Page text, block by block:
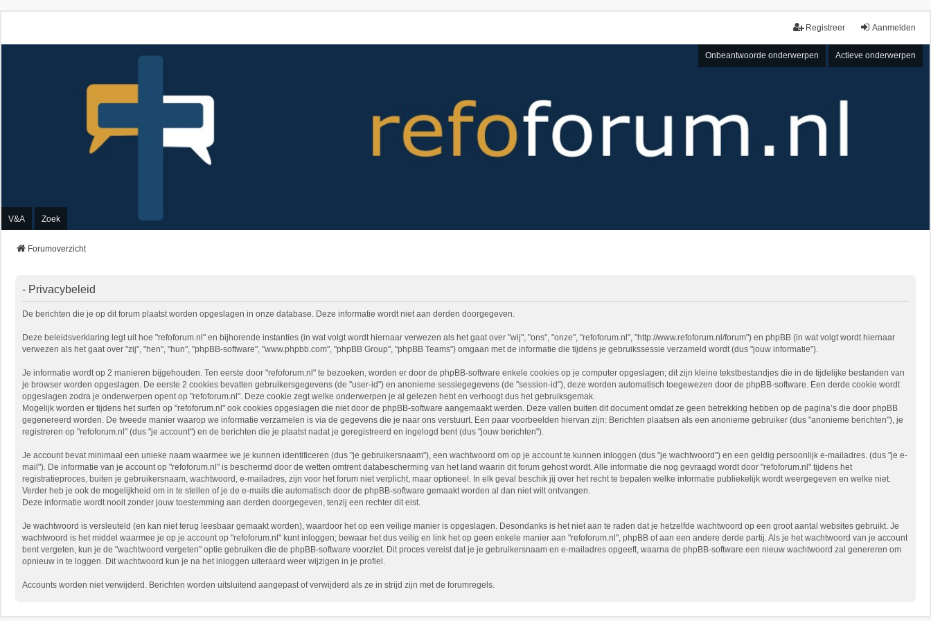
Aanmelden
Registreer
Onbeantwoorde onderwerpen Actieve onderwerpen
V&A Zoek
Forumoverzicht
- Privacybeleid
De berichten die je op dit forum plaatst worden opgeslagen in onze database. Deze informatie wordt niet aan derden doorgegeven.
Deze beleidsverklaring legt uit hoe "refoforum.nl" en bijhorende instanties (in wat volgt wordt hiernaar verwezen als het gaat over "wij", "ons", "onze", "refoforum.nl", "http://www.refoforum.nl/forum") en phpBB (in wat volgt wordt hiernaar
verwezen als het gaat over "zij", "hen", "hun", "phpBB-software", "www.phpbb.com", "phpBB Group", "phpBB Teams") omgaan met de informatie die tijdens je gebruikssessie verzameld wordt (dus "jouw informatie").
Je informatie wordt op 2 manieren bijgehouden. Ten eerste door "refoforum.nl" te bezoeken, worden er door de phpBB-software enkele cookies op je computer opgeslagen; dit zijn kleine tekstbestandjes die in de tijdelijke bestanden van
je browser worden opgeslagen. De eerste 2 cookies bevatten gebruikersgegevens (de "user-id") en anonieme sessiegegevens (de "session-id"), deze worden automatisch toegewezen door de phpBB-software. Een derde cookie wordt
opgeslagen zodra je onderwerpen opent op "refoforum.nl". Deze cookie zegt welke onderwerpen je al gelezen hebt en verhoogt dus het gebruiksgemak.
Mogelijk worden er tijdens het surfen op "refoforum.nl" ook cookies opgeslagen die niet door de phpBB-software aangemaakt werden. Deze vallen buiten dit document omdat ze geen betrekking hebben op de pagina’s die door phpBB
gegenereerd worden. De tweede manier waarop we informatie verzamelen is via de gegevens die je naar ons verstuurt. Een paar voorbeelden hiervan zijn: Berichten plaatsen als een anonieme gebruiker (dus "anonieme berichten"), je
registreren op "refoforum.nl" (dus "je account") en de berichten die je plaatst nadat je geregistreerd en ingelogd bent (dus "jouw berichten").
Je account bevat minimaal een unieke naam waarmee we je kunnen identificeren (dus "je gebruikersnaam"), een wachtwoord om op je account te kunnen inloggen (dus "je wachtwoord") en een geldig persoonlijk e-mailadres. (dus "je e-
mail"). De informatie van je account op "refoforum.nl" is beschermd door de wetten omtrent databescherming van het land waarin dit forum gehost wordt. Alle informatie die nog gevraagd wordt door "refoforum.nl" tijdens het
registratieproces, buiten je gebruikersnaam, wachtwoord, e-mailadres, zijn voor het forum niet verplicht, maar optioneel. In elk geval beschik jij over het recht te bepalen welke informatie publiekelijk wordt weergegeven en welke niet.
Verder heb je ook de mogelijkheid om in te stellen of je de e-mails die automatisch door de phpBB-software gemaakt worden al dan niet wilt ontvangen.
Deze informatie wordt nooit zonder jouw toestemming aan derden doorgegeven, tenzij een rechter dit eist.
Je wachtwoord is versleuteld (en kan niet terug leesbaar gemaakt worden), waardoor het op een veilige manier is opgeslagen. Desondanks is het niet aan te raden dat je hetzelfde wachtwoord op een groot aantal websites gebruikt. Je
wachtwoord is het middel waarmee je op je account op "refoforum.nl" kunt inloggen; bewaar het dus veilig en link het op geen enkele manier aan "refoforum.nl", phpBB of aan een andere derde partij. Als je het wachtwoord van je account
bent vergeten, kun je de "wachtwoord vergeten" optie gebruiken die de phpBB-software voorziet. Dit proces vereist dat je je gebruikersnaam en e-mailadres opgeeft, waarna de phpBB-software een nieuw wachtwoord zal genereren om
opnieuw in te loggen. Dit wachtwoord kun je na het inloggen uiteraard weer wijzigen in je profiel.
Accounts worden niet verwijderd. Berichten worden uitsluitend aangepast of verwijderd als ze in strijd zijn met de forumregels.